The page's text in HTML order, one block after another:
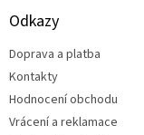
Odkazy
Doprava a platba
Kontakty
Hodnocení obchodu
Vrácení a reklamace